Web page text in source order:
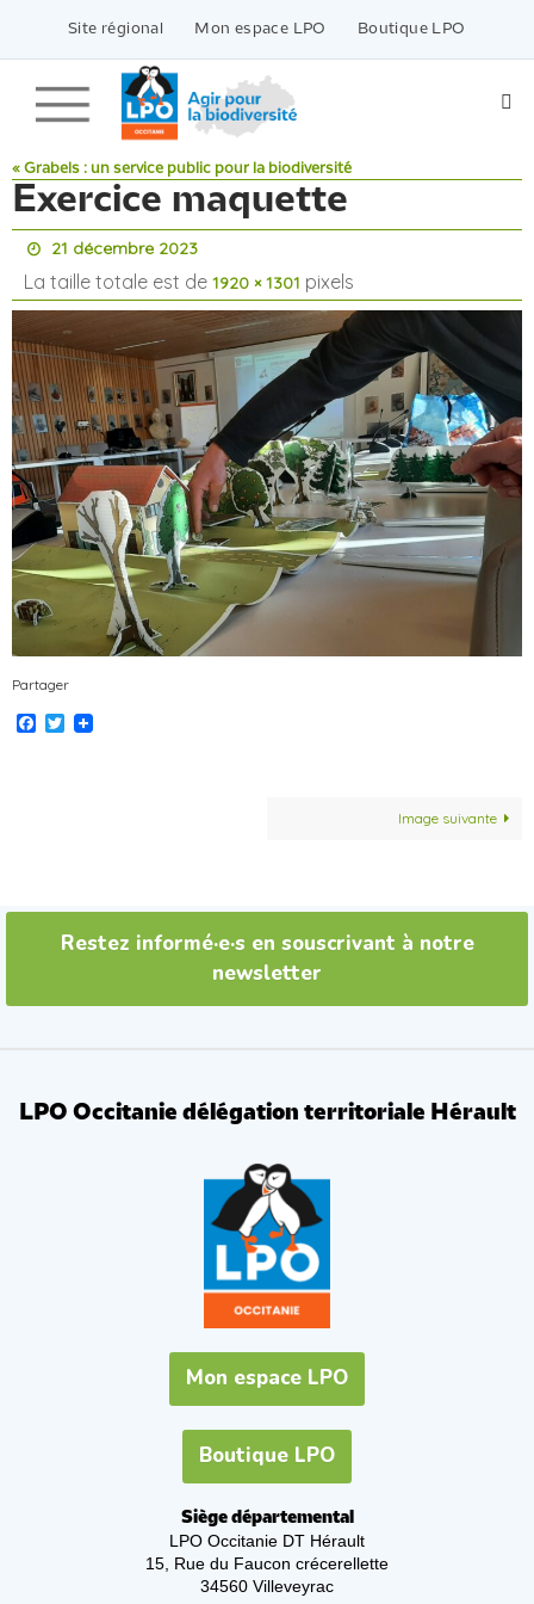
contenu
Site régional Mon espace LPO Boutique LPO
« Grabels : un service public pour la biodiversité
Exercice maquette
21 décembre 2023
La taille totale est de 1920 × 1301 pixels
Partager
Facebook
Twitter
Image suivante
Restez informé·e·s en souscrivant à notre
newsletter
LPO Occitanie délégation territoriale Hérault
Mon espace LPO
Boutique LPO
Siège départemental
LPO Occitanie DT Hérault
15, Rue du Faucon crécerellette
34560 Villeveyrac